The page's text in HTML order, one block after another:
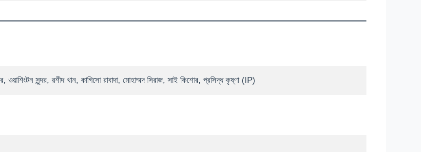
সুন্দর, রশীদ খান, কাগিসো রাবাদা, মোহাম্মদ সিরাজ, সাই কিশোর, প্রসিদ্ধ কৃষ্ণা (IP)